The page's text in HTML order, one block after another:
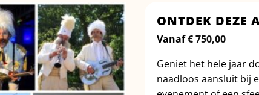
ONTDEK DEZE
Vanaf€750,00
Geniet het hele jaar
naadloos aansluit bij